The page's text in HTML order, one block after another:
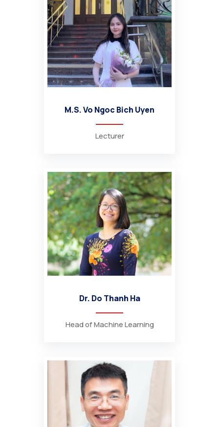
M.S. Vo Ngoc Bich Uyen
Lecturer
Dr. Do Thanh Ha
Head of Machine Learning